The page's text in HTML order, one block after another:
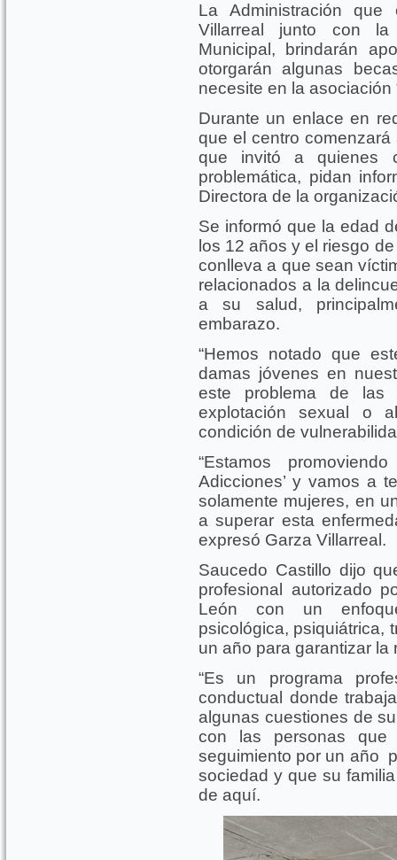
La Administración
Villarreal junto con la
Municipal, brindarán
otorgarán algunas
necesite en la asociación
Durante un enlace en
que el centro
que invitó a quienes
problemática, pidan
Directora de la
Se informó que la edad
los 12 años y el riesgo
conlleva a que sean
relacionados a la
a su salud,
embarazo.
“Hemos notado que
damas jóvenes en
este problema de
explotación sexual o
condición de
“Estamos
Adicciones’ y vamos a
solamente mujeres, en
a superar esta
expresó Garza Villarreal.
Saucedo Castillo dijo
profesional autorizado
León con un
psicológica, psiquiátrica,
un año para garantizar
“Es un programa
conductual donde
algunas cuestiones de
con las personas
seguimiento por un año
sociedad y que su
de aquí.